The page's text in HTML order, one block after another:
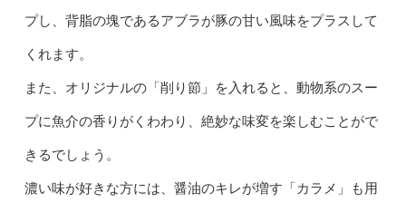
プし、背脂の塊であるアブラが豚の甘い風味をプラスして
くれます。
また、オリジナルの「削り節」を入れると、動物系のスー
プに魚介の香りがくわわり、絶妙な味変を楽しむことがで
きるでしょう。
濃い味が好きな方には、醤油のキレが増す「カラメ」も用